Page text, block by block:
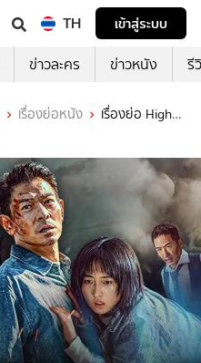
TH
เข้าสู่ระบบ
ข่าวละคร ข่าวหนัง รี
เรื่องย่อหนัง
เรื่องย่อ High